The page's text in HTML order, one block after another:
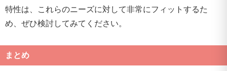
特性は、これらのニーズに対して非常にフィットするた
め、ぜひ検討してみてください。
まとめ